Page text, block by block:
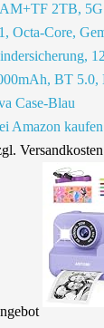
2TB,
Octa-Core,
BT 5.0,
Case-Blau
Amazon kaufen
Versandkosten